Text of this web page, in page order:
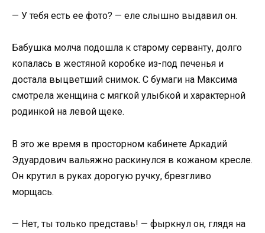
— У тебя есть ее фото? — еле слышно выдавил он.
Бабушка молча подошла к старому серванту, долго
копалась в жестяной коробке из-под печенья и
достала выцветший снимок. С бумаги на Максима
смотрела женщина с мягкой улыбкой и характерной
родинкой на левой щеке.
В это же время в просторном кабинете Аркадий
Эдуардович вальяжно раскинулся в кожаном кресле.
Он крутил в руках дорогую ручку, брезгливо
морщась.
— Нет, ты только представь! — фыркнул он, глядя на